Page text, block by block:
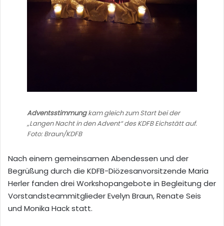
Adventsstimmungkam gleich zum Start bei der
„Langen Nacht in den Advent“ des KDFB Eichstätt auf.
Foto: Braun/KDFB
Nach einem gemeinsamen Abendessen und der
Begrüßung durch die KDFB-Diözesanvorsitzende Maria
Herler fanden drei Workshopangebote in Begleitung der
Vorstandsteammitglieder Evelyn Braun, Renate Seis
und Monika Hack statt.